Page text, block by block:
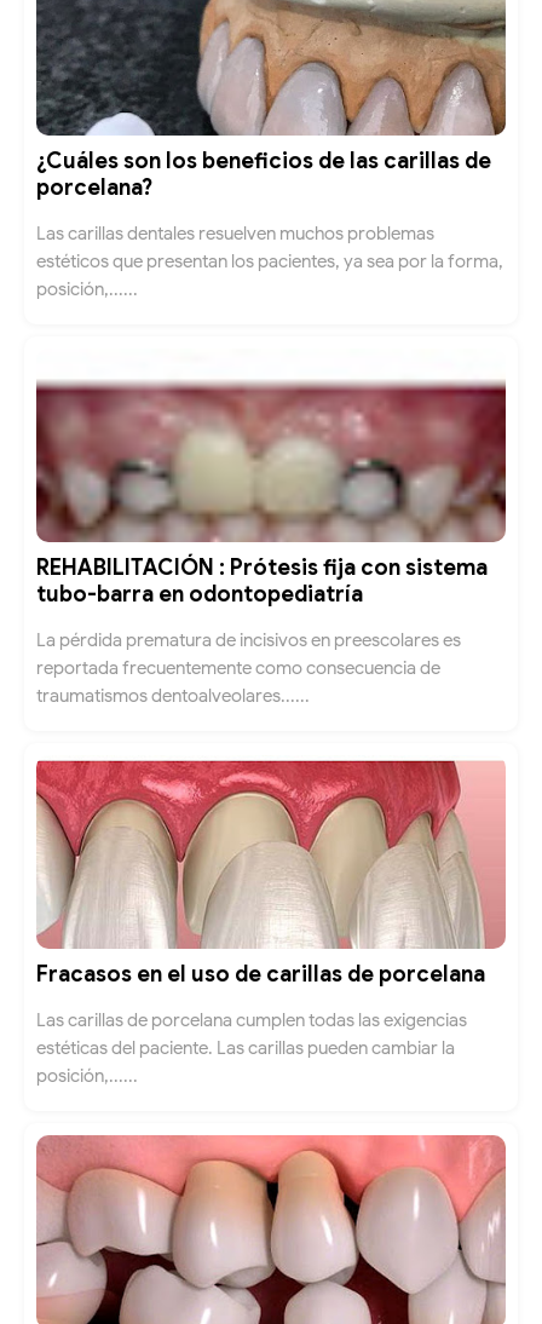
¿Cuáles son los beneficios de las carillas de
porcelana?
Las carillas dentales resuelven muchos problemas
estéticos que presentan los pacientes, ya sea por la forma,
posición,......
REHABILITACIÓN : Prótesis fija con sistema
tubo-barra en odontopediatría
La pérdida prematura de incisivos en preescolares es
reportada frecuentemente como consecuencia de
traumatismos dentoalveolares......
Fracasos en el uso de carillas de porcelana
Las carillas de porcelana cumplen todas las exigencias
estéticas del paciente. Las carillas pueden cambiar la
posición,......